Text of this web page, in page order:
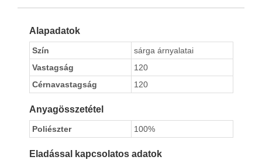
Alapadatok
Szín
sárga árnyalatai
Vastagság
120
Cérnavastagság
120
Anyagösszetétel
Poliészter 100%
Eladással kapcsolatos adatok